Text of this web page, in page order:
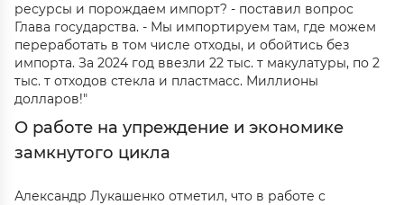
ресурсы и порождаем импорт? - поставил вопрос
Глава государства. - Мы импортируем там, где можем
переработать в том числе отходы, и обойтись без
импорта. За 2024 год ввезли 22 тыс. т макулатуры, по 2
тыс. т отходов стекла и пластмасс. Миллионы
долларов!"
О работе на упреждение и экономике
замкнутого цикла
Александр Лукашенко отметил, что в работе с